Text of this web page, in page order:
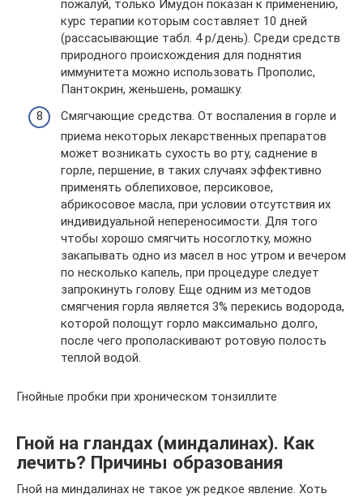
пожалуй, только Имудон показан к применению,
курс терапии которым составляет 10 дней
(рассасывающие табл. 4 р/день). Среди средств
природного происхождения для поднятия
иммунитета можно использовать Прополис,
Пантокрин, женьшень, ромашку.
Смягчающие средства. От воспаления в горле и
приема некоторых лекарственных препаратов
может возникать сухость во рту, саднение в
горле, першение, в таких случаях эффективно
применять облепиховое, персиковое,
абрикосовое масла, при условии отсутствия их
индивидуальной непереносимости. Для того
чтобы хорошо смягчить носоглотку, можно
закапывать одно из масел в нос утром и вечером
по несколько капель, при процедуре следует
запрокинуть голову. Еще одним из методов
смягчения горла является 3% перекись водорода,
которой полощут горло максимально долго,
после чего прополаскивают ротовую полость
теплой водой.
Гнойные пробки при хроническом тонзиллите
Гной на гландах (миндалинах). Как
лечить? Причины образования
Гной на миндалинах не такое уж редкое явление. Хоть